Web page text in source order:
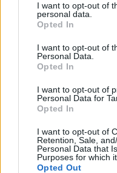
I want to opt-out of
personal data.
Opted In
I want to opt-out of
Personal Data.
Opted In
I want to opt-out of
Personal Data for
Opted In
I want to opt-out of
Retention, Sale,
Personal Data that
Purposes for which
Opted Out